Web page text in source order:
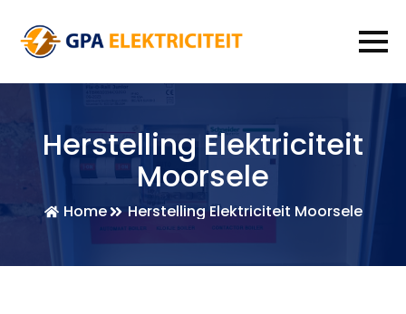
Herstelling Elektriciteit
Moorsele
Home Herstelling Elektriciteit Moorsele